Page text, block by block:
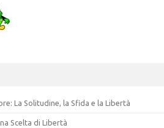
La Solitudine, la Sfida e la Libertà
Scelta di Libertà